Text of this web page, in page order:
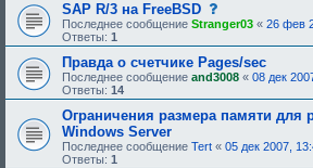
SAP R/3 на FreeBSD
о
о
б
щ
е
н
и
е
,
р
Последнее сообщение Stranger03 « 26 фев
Ответы: 1
Правда о счетчике Pages/sec
Последнее сообщение and3008 « 08 дек
Ответы: 14
Ограничения размера памяти для
Windows Server
Последнее сообщение Tert « 05 дек 2007,
Ответы: 1